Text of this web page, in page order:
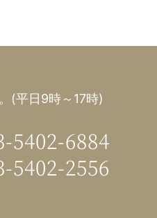
(平日9時～17時)
5402-6884
5402-2556